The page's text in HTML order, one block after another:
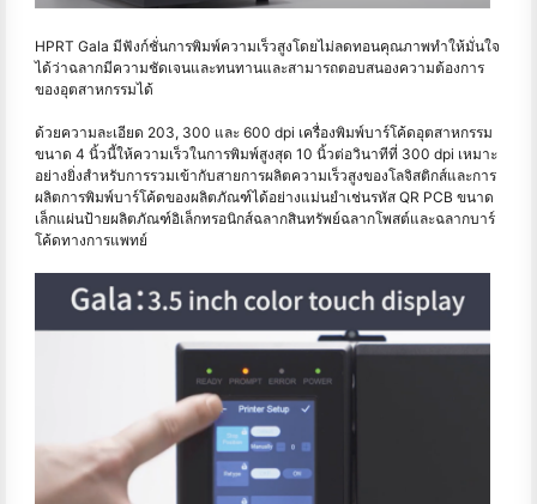
HPRT Gala มีฟังก์ชั่นการพิมพ์ความเร็วสูงโดยไม่ลดทอนคุณภาพทำให้มั่นใจ
ได้ว่าฉลากมีความชัดเจนและทนทานและสามารถตอบสนองความต้องการ
ของอุตสาหกรรมได้
ด้วยความละเอียด 203, 300 และ 600 dpi เครื่องพิมพ์บาร์โค้ดอุตสาหกรรม
ขนาด 4 นิ้วนี้ให้ความเร็วในการพิมพ์สูงสุด 10 นิ้วต่อวินาทีที่ 300 dpi เหมาะ
อย่างยิ่งสำหรับการรวมเข้ากับสายการผลิตความเร็วสูงของโลจิสติกส์และการ
ผลิตการพิมพ์บาร์โค้ดของผลิตภัณฑ์ได้อย่างแม่นยำเช่นรหัส QR PCB ขนาด
เล็กแผ่นป้ายผลิตภัณฑ์อิเล็กทรอนิกส์ฉลากสินทรัพย์ฉลากโพสต์และฉลากบาร์
โค้ดทางการแพทย์